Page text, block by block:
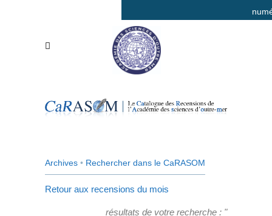
Archives • Rechercher dans le CaRASOM
Retour aux recensions du mois
résultats de votre recherche : "